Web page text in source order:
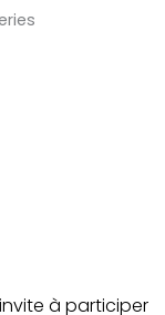
à participer